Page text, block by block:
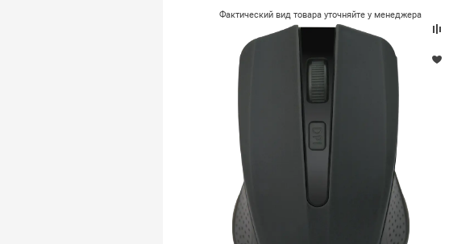
Фактический вид товара уточняйте у менеджера